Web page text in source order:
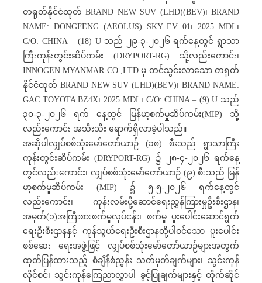
တရုတ်နိုင်ငံထုတ် BRAND NEW SUV (LHD)(BEV)၊ BRAND
NAME: DONGFENG (AEOLUS) SKY EV 01၊ 2025 MDL၊
C/O: CHINA – (18) U သည် ၂၉-၃-၂၀၂၆ ရက်နေ့တွင် ရွာသာ
ကြီးကုန်းတွင်းဆိပ်ကမ်း (DRYPORT-RG) သို့လည်းကောင်း၊
INNOGEN MYANMAR CO.,LTD မှ တင်သွင်းလာသော တရုတ်
နိုင်ငံထုတ် BRAND NEW SUV (LHD)(BEV)၊ BRAND NAME:
GAC TOYOTA BZ4X၊ 2025 MDL၊ C/O: CHINA – (9) U သည်
၃၀-၃-၂၀၂၆ ရက် နေ့တွင် မြန်မာ့စက်မှုဆိပ်ကမ်း(MIP) သို့
လည်းကောင်း အသီးသီး ရောက်ရှိလာခဲ့ပါသည်။
အဆိုပါလျှပ်စစ်သုံးမော်တော်ယာဉ် (၁၈) စီးသည် ရွာသာကြီး
ကုန်းတွင်းဆိပ်ကမ်း‌ (DRYPORT-RG) ၌ ၂၈-၄-၂၀၂၆ ရက်နေ့
တွင်လည်းကောင်း၊ လျှပ်စစ်သုံးမော်တော်ယာဉ် (၉) စီးသည် မြန်
မာ့စက်မှုဆိပ်ကမ်း‌ (MIP) ၌ ၅-၅-၂၀၂၆ ရက်နေ့တွင်
လည်းကောင်း၊ ကုန်းလမ်းပို့ဆောင်ရေးညွှန်ကြားမှုဦးစီးဌာန၊
အမှတ်(၁)အကြီးစားစက်မှုလုပ်ငန်း၊ စက်မှု ပူးပေါင်းဆောင်ရွက်
ရေးဦးစီးဌာနနှင့် ကုန်သွယ်ရေးဦးစီးဌာနတို့ပါဝင်သော ပူးပေါင်း
စစ်ဆေး ရေးအဖွဲ့ဖြင့် လျှပ်စစ်သုံးမော်တော်ယာဉ်များအတွက်
ထုတ်ပြန်ထားသည့် စံချိန်စံညွှန်း သတ်မှတ်ချက်များ၊ သွင်းကုန်
လိုင်စင်၊ သွင်းကုန်ကြေညာလွှာပါ ခွင့်ပြုချက်များနှင့် တိုက်ဆိုင်